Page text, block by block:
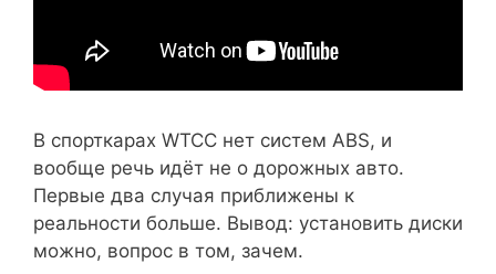
В спорткарах WTCC нет систем ABS, и
вообще речь идёт не о дорожных авто.
Первые два случая приближены к
реальности больше. Вывод: установить диски
можно, вопрос в том, зачем.